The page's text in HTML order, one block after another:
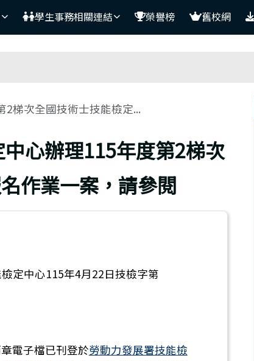
學生事務相關連結 榮譽榜 舊校網
梯次全國技術士技能檢定...
心辦理115年度第2梯次
作業一案，請參閱
定中心115年4月22日技檢字第
電子檔已刊登於勞動力發展署技能檢